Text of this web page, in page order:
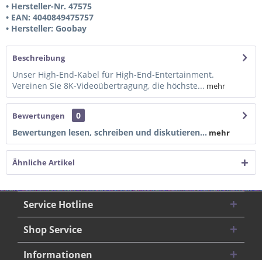
• Hersteller-Nr. 47575
• EAN: 4040849475757
• Hersteller: Goobay
Beschreibung
Unser High-End-Kabel für High-End-Entertainment.
Vereinen Sie 8K-Videoübertragung, die höchste... mehr
Bewertungen
0
Bewertungen lesen, schreiben und diskutieren... mehr
Ähnliche Artikel
Service Hotline
Shop Service
Informationen